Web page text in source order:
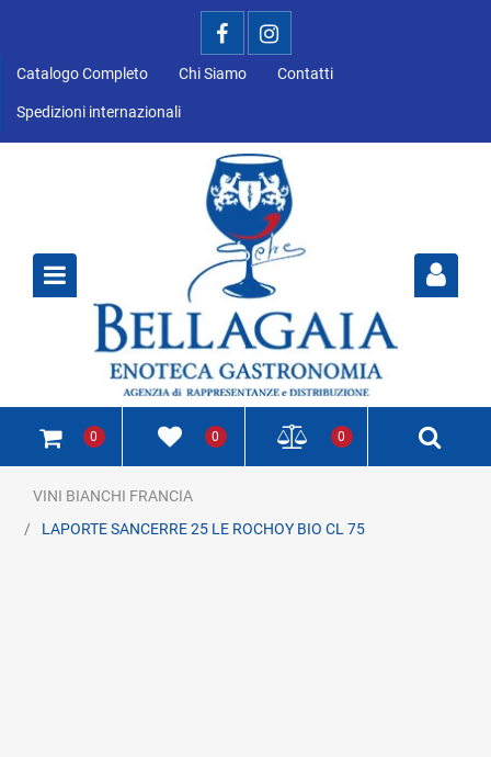
Catalogo Completo Chi Siamo Contatti
Spedizioni internazionali
0 0 0
VINI BIANCHI FRANCIA
LAPORTE SANCERRE 25 LE ROCHOY BIO CL 75